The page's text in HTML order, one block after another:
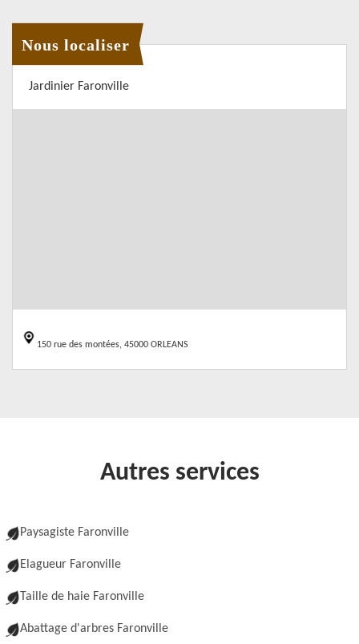
Nous localiser
Jardinier Faronville
150 rue des montées, 45000 ORLEANS
Autres services
Paysagiste Faronville
Elagueur Faronville
Taille de haie Faronville
Abattage d'arbres Faronville